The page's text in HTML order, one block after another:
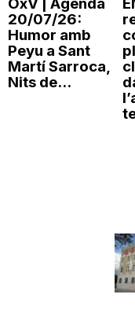
20/07/26:
Humor amb
Peyu a Sant
Martí Sarroca,
Nits de...